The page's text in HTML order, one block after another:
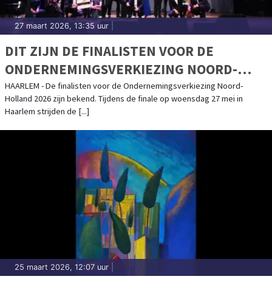
27 maart 2026, 13:35 uur
DIT ZIJN DE FINALISTEN VOOR DE
ONDERNEMINGSVERKIEZING NOORD-
HOLLAND 2026
HAARLEM - De finalisten voor de Ondernemingsverkiezing Noord-
Holland 2026 zijn bekend. Tijdens de finale op woensdag 27 mei in
Haarlem strijden de [...]
25 maart 2026, 12:07 uur